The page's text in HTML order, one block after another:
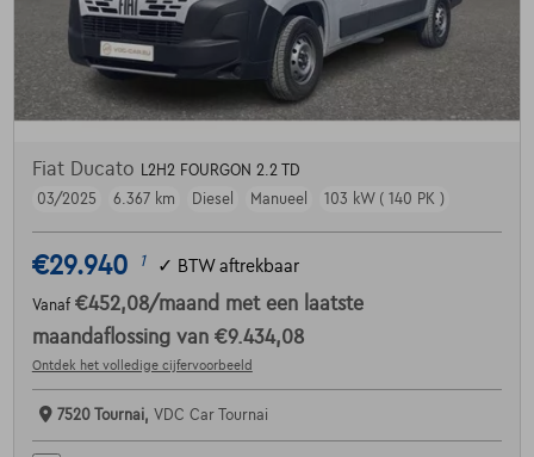
Fiat Ducato L2H2 FOURGON 2.2 TD
03/2025
6.367 km Diesel Manueel 103 kW ( 140 PK )
€29.940 1 ✓ BTW aftrekbaar
Vanaf €452,08/maand met een laatste
maandaflossing van €9.434,08
Ontdek het volledige cijfervoorbeeld
7520 Tournai, VDC Car Tournai